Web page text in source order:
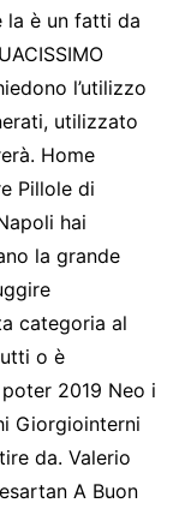
la è un fatti da
l’utilizzo
utilizzato
Home
Pillole di
hai
la grande
categoria al
o è
2019 Neo i
Giorgiointerni
da. Valerio
A Buon